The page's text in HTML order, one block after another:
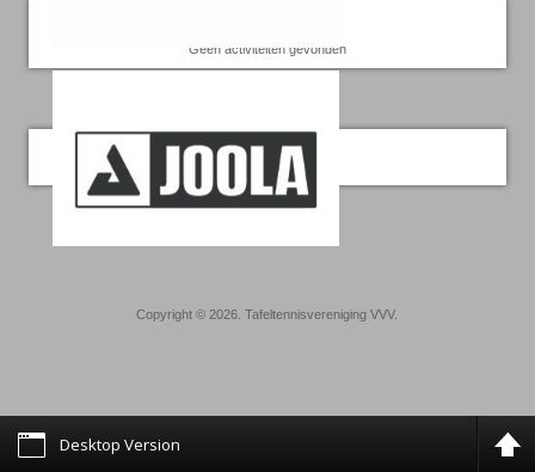
Geen activiteiten gevonden
Twitter
Copyright © 2026. Tafeltennisvereniging VVV.
Desktop Version